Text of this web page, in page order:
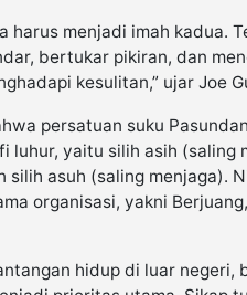
harus menjadi imah kadua.
bertukar pikiran, dan
kesulitan,” ujar Joe
persatuan suku
luhur, yaitu silih asih (saling
silih asuh (saling menjaga).
organisasi, yakni
hidup di luar negeri,